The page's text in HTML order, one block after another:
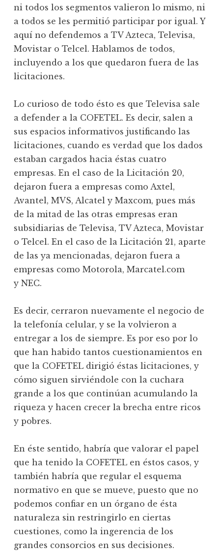
ni todos los segmentos valieron lo mismo, ni
a todos se les permitió participar por igual. Y
aquí no defendemos a TV Azteca, Televisa,
Movistar o Telcel. Hablamos de todos,
incluyendo a los que quedaron fuera de las
licitaciones.
Lo curioso de todo ésto es que Televisa sale
a defender a la COFETEL. Es decir, salen a
sus espacios informativos justificando las
licitaciones, cuando es verdad que los dados
estaban cargados hacia éstas cuatro
empresas. En el caso de la Licitación 20,
dejaron fuera a empresas como Axtel,
Avantel, MVS, Alcatel y Maxcom, pues más
de la mitad de las otras empresas eran
subsidiarias de Televisa, TV Azteca, Movistar
o Telcel. En el caso de la Licitación 21, aparte
de las ya mencionadas, dejaron fuera a
empresas como Motorola, Marcatel.com
y NEC.
Es decir, cerraron nuevamente el negocio de
la telefonía celular, y se la volvieron a
entregar a los de siempre. Es por eso por lo
que han habido tantos cuestionamientos en
que la COFETEL dirigió éstas licitaciones, y
cómo siguen sirviéndole con la cuchara
grande a los que continúan acumulando la
riqueza y hacen crecer la brecha entre ricos
y pobres.
En éste sentido, habría que valorar el papel
que ha tenido la COFETEL en éstos casos, y
también habría que regular el esquema
normativo en que se mueve, puesto que no
podemos confiar en un órgano de ésta
naturaleza sin restringirlo en ciertas
cuestiones, como la ingerencia de los
grandes consorcios en sus decisiones.